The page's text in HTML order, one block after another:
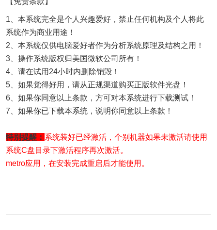
1、本系统完全是个人兴趣爱好，禁止任何机构及个人将此
系统作为商业用途！
2、本系统仅供电脑爱好者作为分析系统原理及结构之用！
3、操作系统版权归美国微软公司所有！
4、请在试用24小时内删除销毁！
5、如果觉得好用，请从正规渠道购买正版软件光盘！
6、如果你同意以上条款，方可对本系统进行下载测试！
7、如果你已下载本系统，说明你同意以上条款！
特别提醒： 系统装好已经激活，个别机器如果未激活请使用
系统C盘目录下激活程序再次激活。
metro应用，在安装完成重启后才能使用。